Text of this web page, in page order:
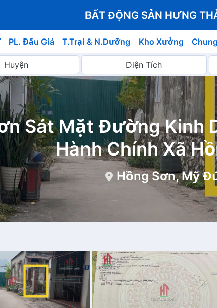
BẤT ĐỘNG SẢN HƯNG
PL. Đấu Giá T.Trại & N.Dưỡng Kho Xưởng
Sát Mặt Đường Kinh
Hành Chính Xã
Hồng Sơn, Mỹ